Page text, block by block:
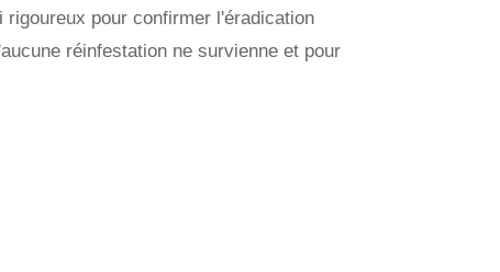
pour confirmer l'éradication
réinfestation ne survienne et pour